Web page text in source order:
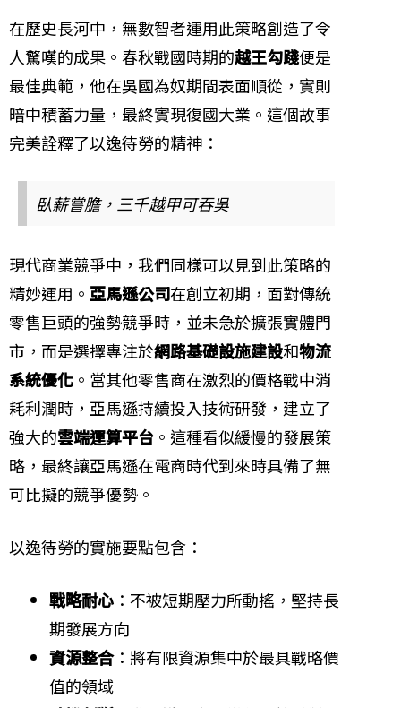
在歷史長河中，無數智者運用此策略創造了令
人驚嘆的成果。春秋戰國時期的越王勾踐便是
最佳典範，他在吳國為奴期間表面順從，實則
暗中積蓄力量，最終實現復國大業。這個故事
完美詮釋了以逸待勞的精神：
臥薪嘗膽，三千越甲可吞吳
現代商業競爭中，我們同樣可以見到此策略的
精妙運用。 亞馬遜公司在創立初期，面對傳統
零售巨頭的強勢競爭時，並未急於擴張實體門
市，而是選擇專注於網路基礎設施建設和物流
系統優化 。當其他零售商在激烈的價格戰中消
耗利潤時，亞馬遜持續投入技術研發，建立了
強大的雲端運算平台 。這種看似緩慢的發展策
略，最終讓亞馬遜在電商時代到來時具備了無
可比擬的競爭優勢。
以逸待勞的實施要點包含：
戰略耐心 ：不被短期壓力所動搖，堅持長
期發展方向
資源整合：將有限資源集中於最具戰略價
值的領域